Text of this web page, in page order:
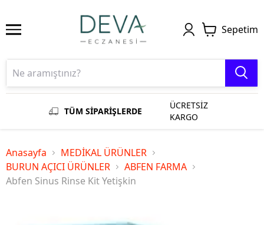
Sepetim
TÜM SİPARİŞLERDE
ÜCRETSİZ
KARGO
Anasayfa
MEDİKAL ÜRÜNLER
BURUN AÇICI ÜRÜNLER
ABFEN FARMA
Abfen Sinus Rinse Kit Yetişkin